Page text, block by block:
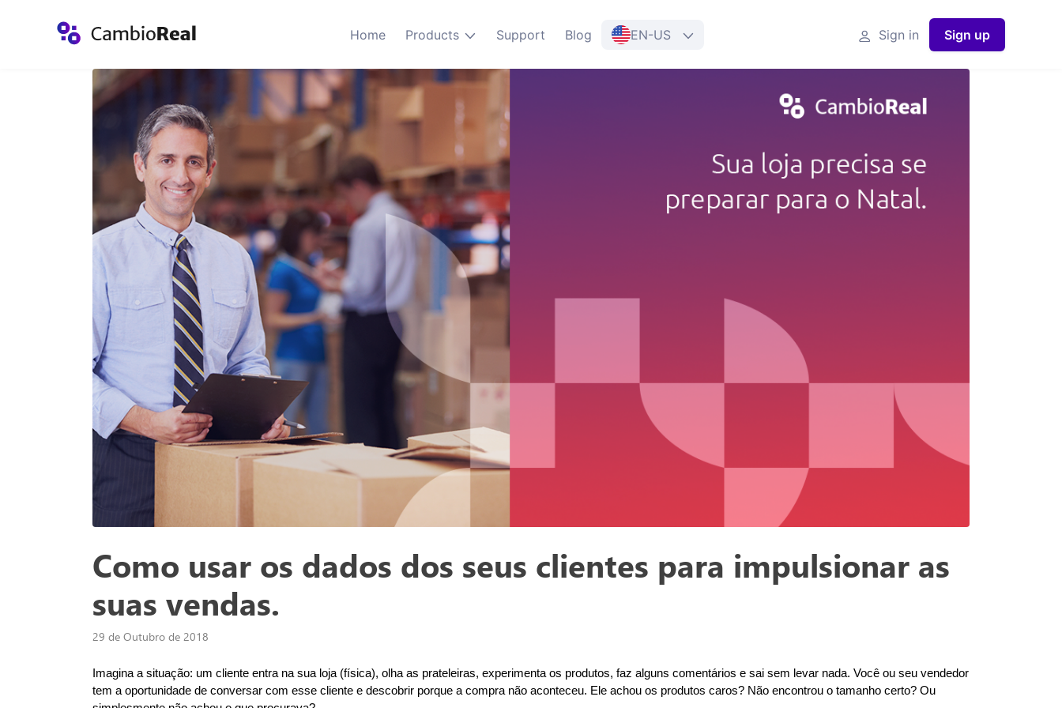
Home Products Support Blog EN-US Sign in Sign up
Como usar os dados dos seus clientes para impulsionar as
suas vendas.
29 de Outubro de 2018
Imagina a situação: um cliente entra na sua loja (física), olha as prateleiras, experimenta os produtos, faz alguns comentários e sai sem levar nada. Você ou seu vendedor
tem a oportunidade de conversar com esse cliente e descobrir porque a compra não aconteceu. Ele achou os produtos caros? Não encontrou o tamanho certo? Ou